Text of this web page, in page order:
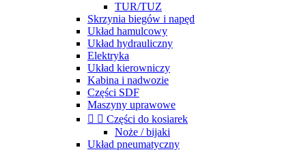
TUR/TUZ
Skrzynia biegów i napęd
Układ hamulcowy
Układ hydrauliczny
Elektryka
Układ kierowniczy
Kabina i nadwozie
Części SDF
Maszyny uprawowe
  Części do kosiarek
Noże / bijaki
Układ pneumatyczny